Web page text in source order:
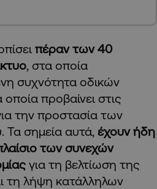
πέραν των 40
, στα οποία
συχνότητα οδικών
προβαίνει στις
την προστασία των
σημεία αυτά, έχουν ήδη
των συνεχών
για τη βελτίωση της
τη λήψη κατάλληλων